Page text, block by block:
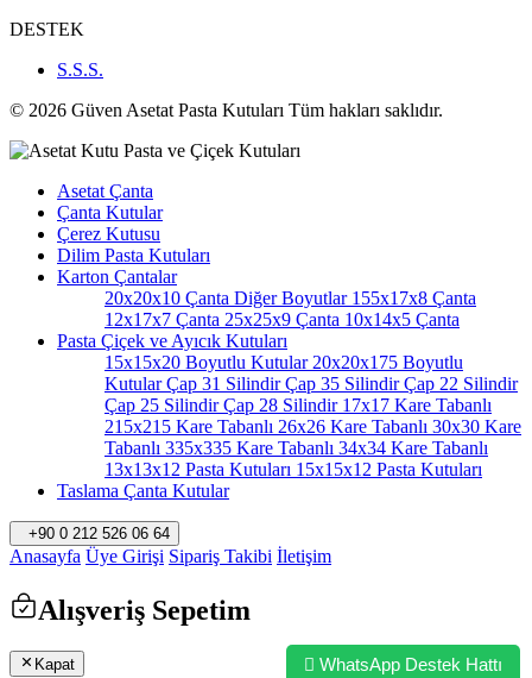
DESTEK
S.S.S.
© 2026 Güven Asetat Pasta Kutuları Tüm hakları saklıdır.
Asetat Çanta
Çanta Kutular
Çerez Kutusu
Dilim Pasta Kutuları
Karton Çantalar
20x20x10 Çanta Diğer Boyutlar155x17x8 Çanta
12x17x7 Çanta 25x25x9 Çanta 10x14x5 Çanta
Pasta Çiçek ve Ayıcık Kutuları
15x15x20 Boyutlu Kutular20x20x175 Boyutlu
KutularÇap 31 SilindirÇap 35 SilindirÇap 22 Silindir
Çap 25 SilindirÇap 28 Silindir17x17 Kare Tabanlı
215x215 Kare Tabanlı 26x26 Kare Tabanlı 30x30 Kare
Tabanlı 335x335 Kare Tabanlı 34x34 Kare Tabanlı
13x13x12 Pasta Kutuları 15x15x12 Pasta Kutuları
Taslama Çanta Kutular
+90 0 212 526 06 64
Anasayfa Üye Girişi Sipariş Takibi İletişim
Alışveriş Sepetim
Kapat WhatsApp Destek Hattı